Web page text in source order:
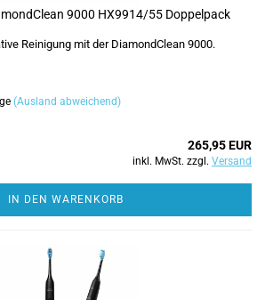
9000 HX9914/55 Doppelpack
Reinigung mit der DiamondClean 9000.
(Ausland abweichend)
265,95 EUR
inkl. MwSt. zzgl. Versand
IN DEN WARENKORB